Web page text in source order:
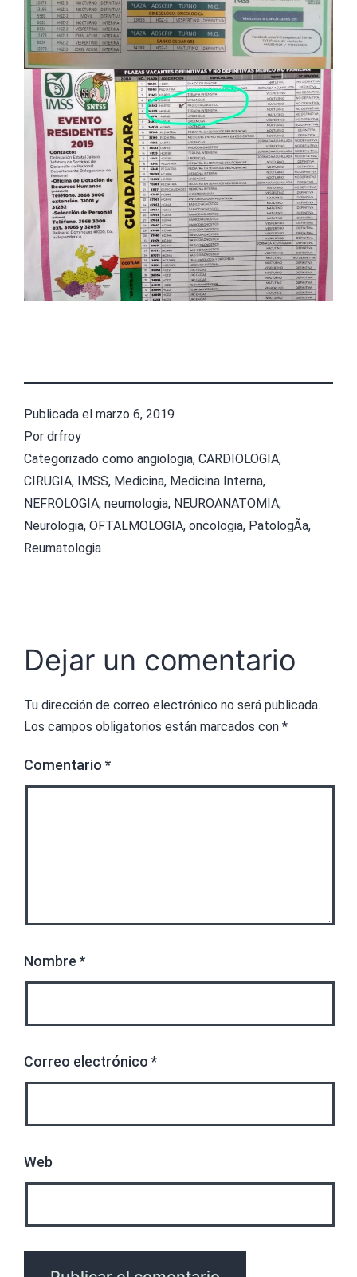
Publicada el marzo 6, 2019
Por drfroy
Categorizado como angiologia, CARDIOLOGIA,
CIRUGIA, IMSS, Medicina, Medicina Interna,
NEFROLOGIA, neumologia, NEUROANATOMIA,
Neurologia, OFTALMOLOGIA, oncologia, PatologÃ­a,
Reumatologia
Dejar un comentario
Tu dirección de correo electrónico no será publicada.
Los campos obligatorios están marcados con *
Comentario *
Nombre *
Correo electrónico *
Web